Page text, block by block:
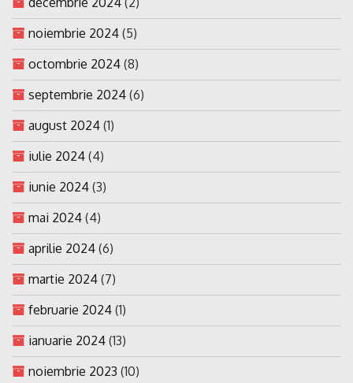
noiembrie 2024 (5)
octombrie 2024 (8)
septembrie 2024 (6)
august 2024 (1)
iulie 2024 (4)
iunie 2024 (3)
mai 2024 (4)
aprilie 2024 (6)
martie 2024 (7)
februarie 2024 (1)
ianuarie 2024 (13)
noiembrie 2023 (10)